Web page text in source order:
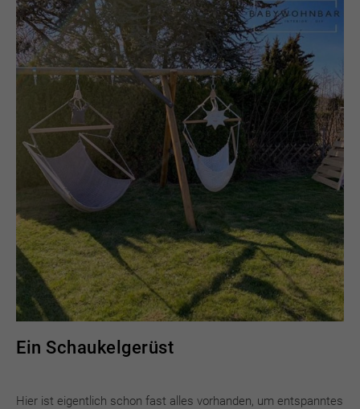
Ein Schaukelgerüst
Hier ist eigentlich schon fast alles vorhanden, um entspanntes